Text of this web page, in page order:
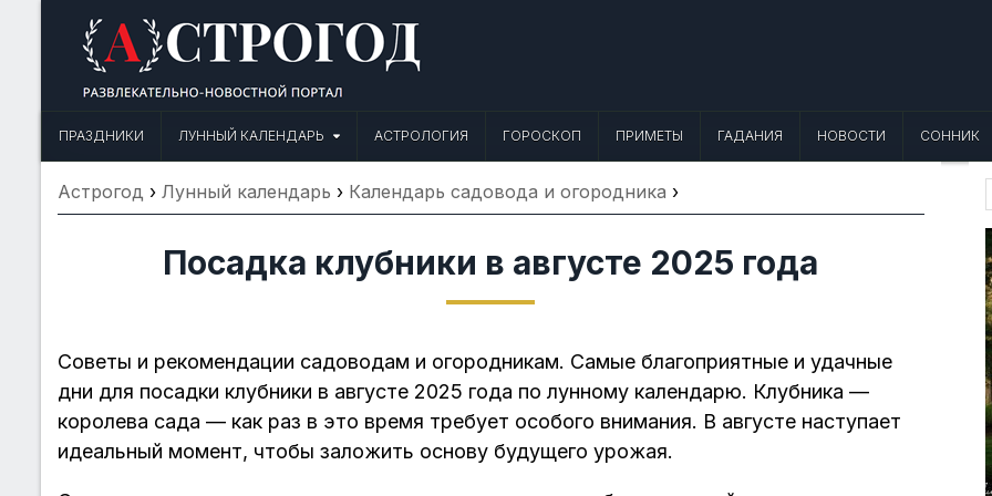
Астрогод: Праздники сегодня, Лунный календарь, Приметы, Что
ПРАЗДНИКИ
ЛУННЫЙ КАЛЕНДАРЬ АСТРОЛОГИЯ ГОРОСКОП ПРИМЕТЫ ГАДАНИЯ НОВОСТИ СОННИК
Астрогод › Лунный календарь › Календарь садовода и огородника ›
Посадка клубники в августе 2025 года
Советы и рекомендации садоводам и огородникам. Самые благоприятные и удачные
дни для посадки клубники в августе 2025 года по лунному календарю. Клубника —
королева сада — как раз в это время требует особого внимания. В августе наступает
идеальный момент, чтобы заложить основу будущего урожая.